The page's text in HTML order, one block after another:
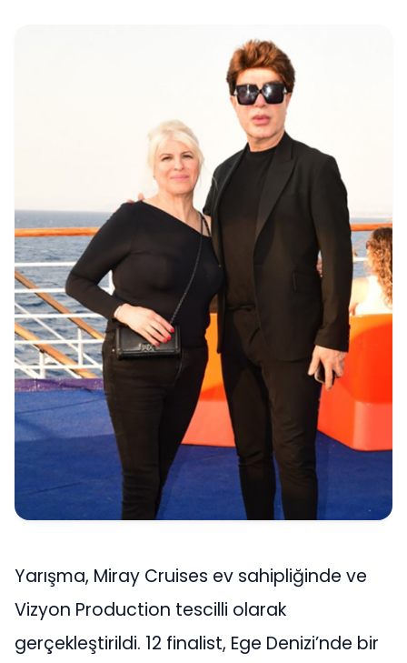
Yarışma, Miray Cruises ev sahipliğinde ve
Vizyon Production tescilli olarak
gerçekleştirildi. 12 finalist, Ege Denizi’nde bir